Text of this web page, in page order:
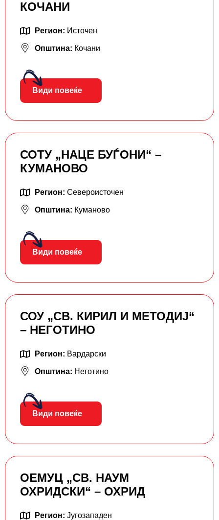
КОЧАНИ
Регион: Источен
Општина: Кочани
Види повеќе
СОТУ „НАЦЕ БУЃОНИ“ –
КУМАНОВО
Регион: Североисточен
Општина: Куманово
Види повеќе
СОУ „СВ. КИРИЛ И МЕТОДИЈ“
– НЕГОТИНО
Регион: Вардарски
Општина: Неготино
Види повеќе
ОЕМУЦ „СВ. НАУМ
ОХРИДСКИ“ – ОХРИД
Регион: Југозападен